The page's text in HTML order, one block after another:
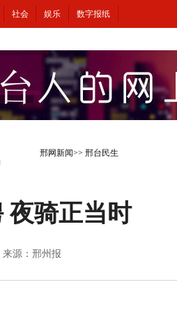
社会 娱乐 数字报纸
邢网新闻>> 邢台民生
夜骑正当时
来源：邢州报